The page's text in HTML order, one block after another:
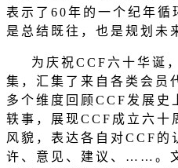
表示了 60年的一个纪年循
是总结既往，也是规划未
为庆祝 CCF 六十华诞
集，汇集了来自各类会员
多个维度回顾 CCF 发展史
轶事，展现CCF 成立六十
风貌，表达各自对CCF 的
许、意见、建议、 …… 。